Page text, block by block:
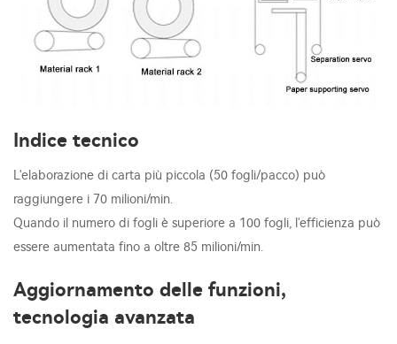
Indice tecnico
L'elaborazione di carta più piccola (50 fogli/pacco) può
raggiungere i 70 milioni/min.
Quando il numero di fogli è superiore a 100 fogli, l'efficienza può
essere aumentata fino a oltre 85 milioni/min.
Aggiornamento delle funzioni,
tecnologia avanzata